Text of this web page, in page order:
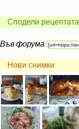
Сподели рецептата
Във форума
Нови снимки